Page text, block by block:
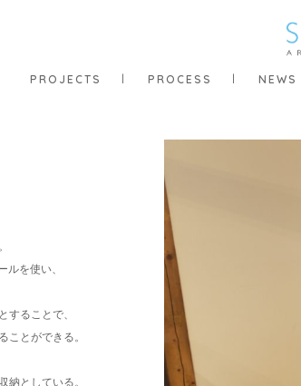
PROJECTS PROCESS NEWS
を使い、
することで、
ことができる。
納としている。